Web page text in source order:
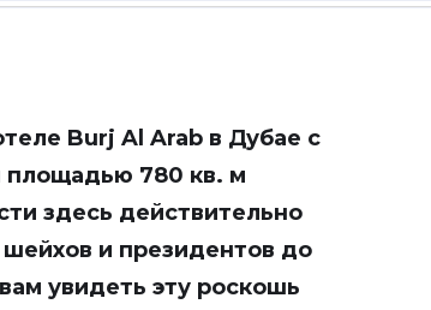
Burj Al Arab в Дубае с
площадью 780 кв. м
здесь действительно
и президентов до
увидеть эту роскошь